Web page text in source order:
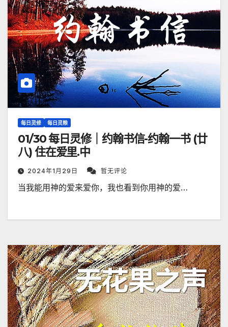
每日灵修 每日灵粮
01/30 每日灵修｜约翰书信-约翰一书 (廿
八) 住在爱里.中
2024年1月29日 暂无评论
当我能用神的爱来爱你，我也看到你用神的爱…